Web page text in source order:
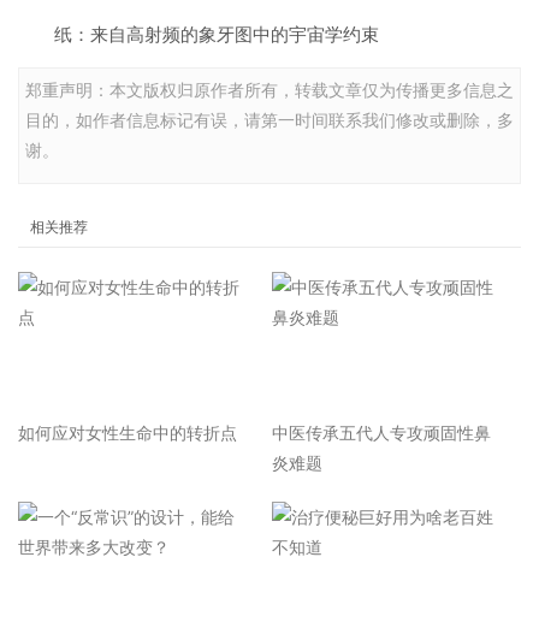
纸：来自高射频的象牙图中的宇宙学约束
郑重声明：本文版权归原作者所有，转载文章仅为传播更多信息之
目的，如作者信息标记有误，请第一时间联系我们修改或删除，多
谢。
相关推荐
如何应对女性生命中的转折点
中医传承五代人专攻顽固性鼻
炎难题